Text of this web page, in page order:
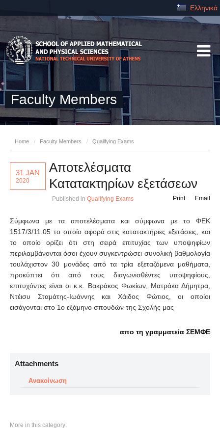
Ελληνικά
Faculty Members
Home / Faculty Members / Qualifying Exams
31 JAN
2020
Αποτελέσματα
Κατατακτηρίων εξετάσεων
Published in Qualifying Exams Email
Print
Σύμφωνα με τα αποτελέσματα και σύμφωνα με το ΦΕΚ
1517/3/11.05 το οποίο αφορά στις κατατακτήριες εξετάσεις, και
το οποίο ορίζει ότι στη σειρά επιτυχίας των υποψηφίων
περιλαμβάνονται όσοι έχουν συγκεντρώσει συνολική βαθμολογία
τουλάχιστον 30 μονάδες από τα τρία εξεταζόμενα μαθήματα,
προκύπτει ότι από τους διαγωνισθέντες υποψηφίους,
επιτυχόντες είναι οι κ.κ. Βακράκος Φωκίων, Ματράκα Δήμητρα,
Ντέισυ Σταμάτης-Ιωάννης και Χάιδος Φώτιος, οι οποίοι
εισάγονται στο 1ο εξάμηνο σπουδών της Σχολής μας
απο τη γραμματεία ΣΕΜΦΕ
Attachments
Ανακοίνωση
More in this category: